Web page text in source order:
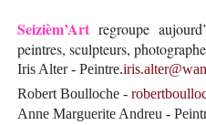
Seizièm’Artregroupe
peintres, sculpteurs,
Iris Alter - Peintre.
Robert Boulloche -
Anne Marguerite Andreu -